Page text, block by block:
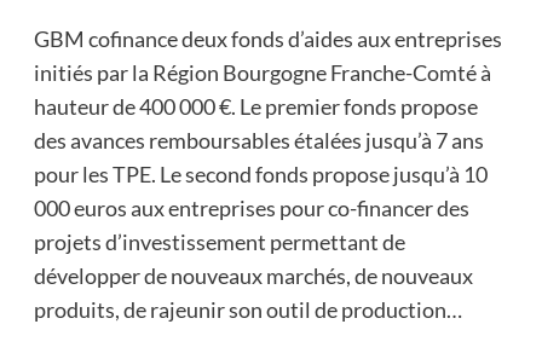
GBM cofinance deux fonds d’aides aux entreprises
initiés par la Région Bourgogne Franche-Comté à
hauteur de 400 000 €. Le premier fonds propose
des avances remboursables étalées jusqu’à 7 ans
pour les TPE. Le second fonds propose jusqu’à 10
000 euros aux entreprises pour co-financer des
projets d’investissement permettant de
développer de nouveaux marchés, de nouveaux
produits, de rajeunir son outil de production…